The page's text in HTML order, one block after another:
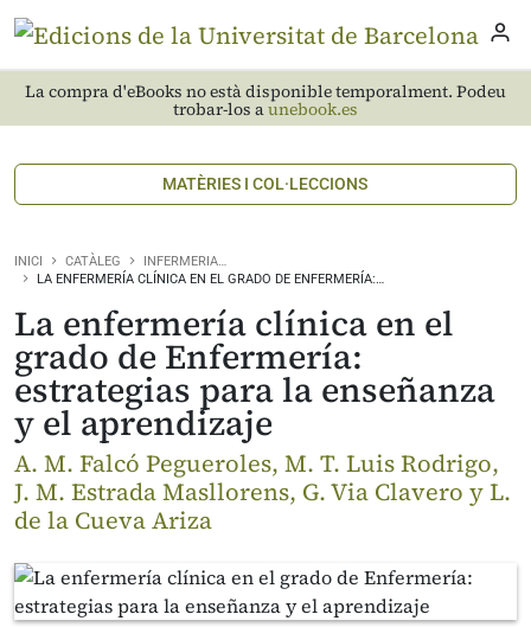
La compra d'eBooks no està disponible temporalment. Podeu
trobar-los aunebook.es
MATÈRIES I COL·LECCIONS
INICI CATÀLEG
INFERMERIA…
LA ENFERMERÍA CLÍNICA EN EL GRADO DE ENFERMERÍA:…
La enfermería clínica en el
grado de Enfermería:
estrategias para la enseñanza
y el aprendizaje
A. M. Falcó Pegueroles, M. T. Luis Rodrigo,
J. M. Estrada Masllorens, G. Via Clavero y L.
de la Cueva Ariza